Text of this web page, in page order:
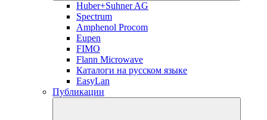
Huber+Suhner AG
Spectrum
Amphenol Procom
Eupen
FIMO
Flann Microwave
Каталоги на русском языке
EasyLan
Публикации